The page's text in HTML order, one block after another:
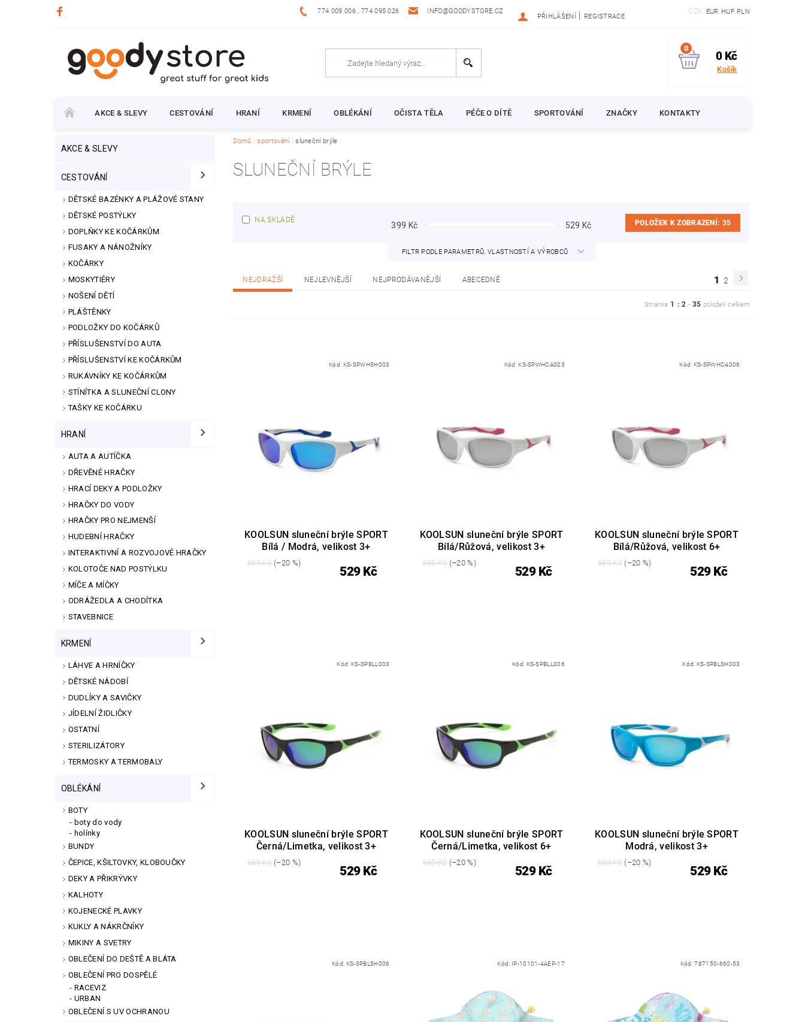
774 009 006 , 774 095 026 INFO@GOODYSTORE.CZ CZK EUR HUF PLN
PŘIHLÁŠENÍ | REGISTRACE
0
0 Kč
Košík
AKCE & SLEVY CESTOVÁNÍ HRANÍ KRMENÍ OBLÉKÁNÍ OČISTA TĚLA PÉČE O DÍTĚ SPORTOVÁNÍ ZNAČKY KONTAKTY
AKCE & SLEVY
CESTOVÁNÍ
DĚTSKÉ BAZÉNKY A PLÁŽOVÉ STANY
DĚTSKÉ POSTÝLKY
DOPLŇKY KE KOČÁRKŮM
FUSAKY A NÁNOŽNÍKY
KOČÁRKY
MOSKYTIÉRY
NOŠENÍ DĚTÍ
PLÁŠTĚNKY
PODLOŽKY DO KOČÁRKŮ
PŘÍSLUŠENSTVÍ DO AUTA
PŘÍSLUŠENSTVÍ KE KOČÁRKŮM
RUKÁVNÍKY KE KOČÁRKŮM
STÍNÍTKA A SLUNEČNÍ CLONY
TAŠKY KE KOČÁRKU
HRANÍ
AUTA A AUTÍČKA
DŘEVĚNÉ HRAČKY
HRACÍ DEKY A PODLOŽKY
HRAČKY DO VODY
HRAČKY PRO NEJMENŠÍ
HUDEBNÍ HRAČKY
INTERAKTIVNÍ A ROZVOJOVÉ HRAČKY
KOLOTOČE NAD POSTÝLKU
MÍČE A MÍČKY
ODRÁŽEDLA A CHODÍTKA
STAVEBNICE
KRMENÍ
LÁHVE A HRNÍČKY
DĚTSKÉ NÁDOBÍ
DUDLÍKY A SAVIČKY
JÍDELNÍ ŽIDLIČKY
OSTATNÍ
STERILIZÁTORY
TERMOSKY A TERMOBALY
OBLÉKÁNÍ
BOTY
boty do vody
holínky
BUNDY
ČEPICE, KŠILTOVKY, KLOBOUČKY
DEKY A PŘIKRÝVKY
KALHOTY
KOJENECKÉ PLAVKY
KUKLY A NÁKRČNÍKY
MIKINY A SVETRY
OBLEČENÍ DO DEŠTĚ A BLÁTA
OBLEČENÍ PRO DOSPĚLÉ
RACEVIZ
URBAN
OBLEČENÍ S UV OCHRANOU
Domů sportování sluneční brýle
SLUNEČNÍ BRÝLE
NA SKLADĚ
399 Kč 529 Kč POLOŽEK K ZOBRAZENÍ: 35
FILTR PODLE PARAMETRŮ, VLASTNOSTÍ A VÝROBCŮ
NEJDRAŽŠÍ NEJLEVNĚJŠÍ NEJPRODÁVANĚJŠÍ ABECEDNĚ 1 2
Stránka 1 z2 - 35 položek celkem
Kód: KS-SPWHSH003
KOOLSUN sluneční brýle SPORT
Bílá / Modrá, velikost 3+
669 Kč(–20 %)
529 Kč
Kód: KS-SPWHCA003
KOOLSUN sluneční brýle SPORT
Bílá/Růžová, velikost 3+
669 Kč (–20 %)
529 Kč
Kód: KS-SPWHCA006
KOOLSUN sluneční brýle SPORT
Bílá/Růžová, velikost 6+
669 Kč (–20 %)
529 Kč
Kód: KS-SPBLL003
KOOLSUN sluneční brýle SPORT
Černá/Limetka, velikost 3+
669 Kč(–20 %)
529 Kč
Kód: KS-SPBLL006
KOOLSUN sluneční brýle SPORT
Černá/Limetka, velikost 6+
669 Kč (–20 %)
529 Kč
Kód: KS-SPBLSH003
KOOLSUN sluneční brýle SPORT
Modrá, velikost 3+
669 Kč (–20 %)
529 Kč
Kód: KS-SPBLSH006 Kód: IP-10101-4AEP-17 Kód:787150-660-53